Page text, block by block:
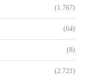
(1.767)
(64)
(8)
(2.721)